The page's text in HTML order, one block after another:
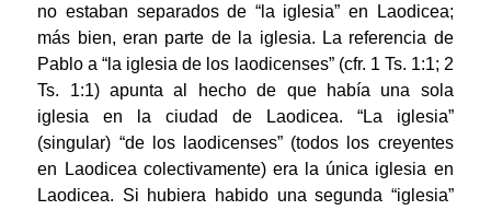
no estaban separados de “la iglesia” en Laodicea;
más bien, eran parte de la iglesia. La referencia de
Pablo a “la iglesia de los laodicenses” (cfr. 1 Ts. 1:1; 2
Ts. 1:1) apunta al hecho de que había una sola
iglesia en la ciudad de Laodicea. “La iglesia”
(singular) “de los laodicenses” (todos los creyentes
en Laodicea colectivamente) era la única iglesia en
Laodicea. Si hubiera habido una segunda “iglesia”